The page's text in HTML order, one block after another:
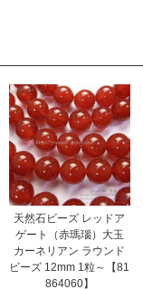
天然石ビーズ レッドア
ゲート（赤瑪瑙）大玉
カーネリアン ラウンド
ビーズ 12mm 1粒～【81
864060】